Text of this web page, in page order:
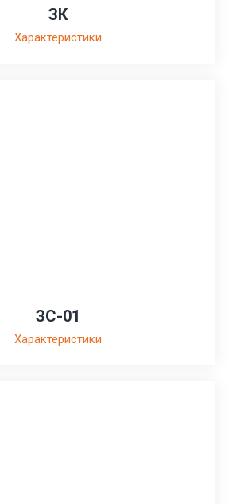
ЗК
Характеристики
ЗС-01
Характеристики